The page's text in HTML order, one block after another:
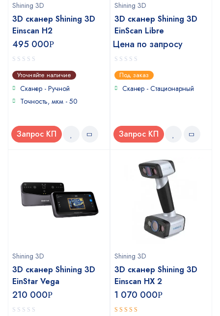
Shining 3D
3D сканер Shining 3D
Einscan H2
495 000Р
0
out
of
Уточняйте наличие
Сканер - Ручной
Точность, мкм - 50
Запрос КП
Shining 3D
3D сканер Shining 3D
EinScan Libre
Цена по запросу
0
out
of
Под заказ
Сканер - Стационарный
Запрос КП
Shining 3D
3D сканер Shining 3D
EinStar Vega
210 000Р
Shining 3D
3D сканер Shining 3D
Einscan HX 2
1 070 000Р